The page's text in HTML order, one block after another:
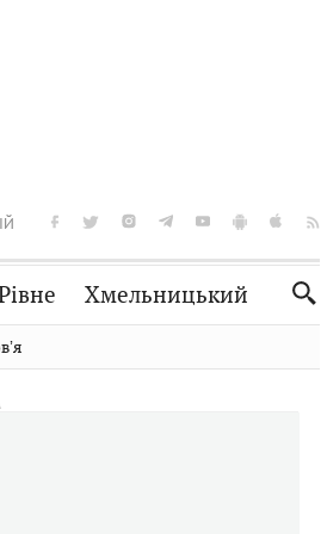
Хмельницький
Словко